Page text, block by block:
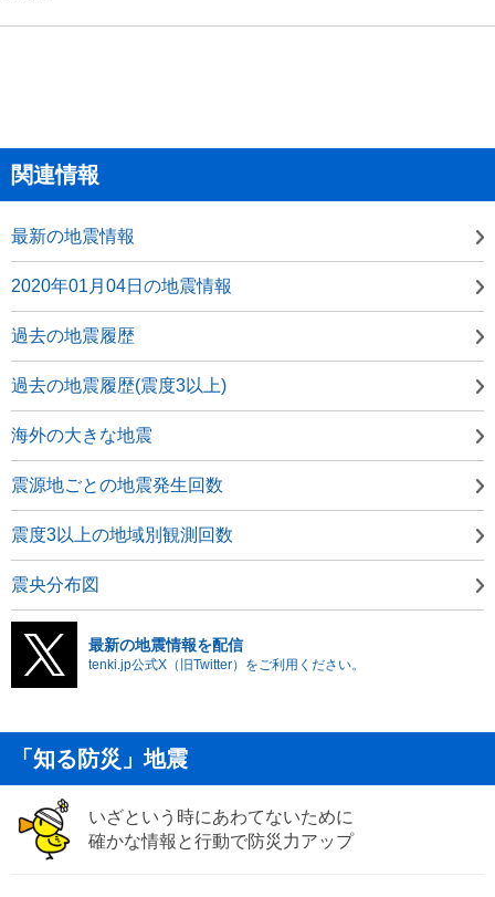
関連情報
最新の地震情報
2020年01月04日の地震情報
過去の地震履歴
過去の地震履歴(震度3以上)
海外の大きな地震
震源地ごとの地震発生回数
震度3以上の地域別観測回数
震央分布図
最新の地震情報を配信
tenki.jp公式X（旧Twitter）をご利用ください。
「知る防災」地震
いざという時にあわてないために
確かな情報と行動で防災力アップ